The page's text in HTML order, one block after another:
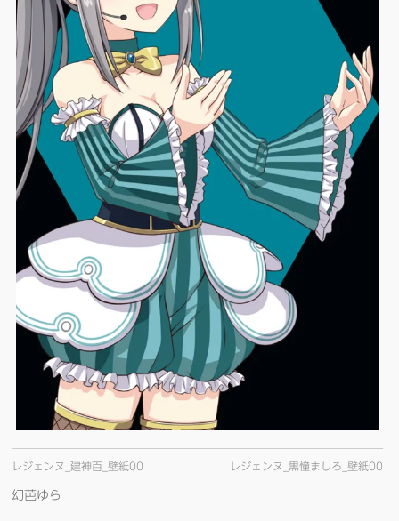
レジェンヌ_建神百_壁紙00 レジェンヌ_黒憧ましろ_壁紙00
幻芭ゆら